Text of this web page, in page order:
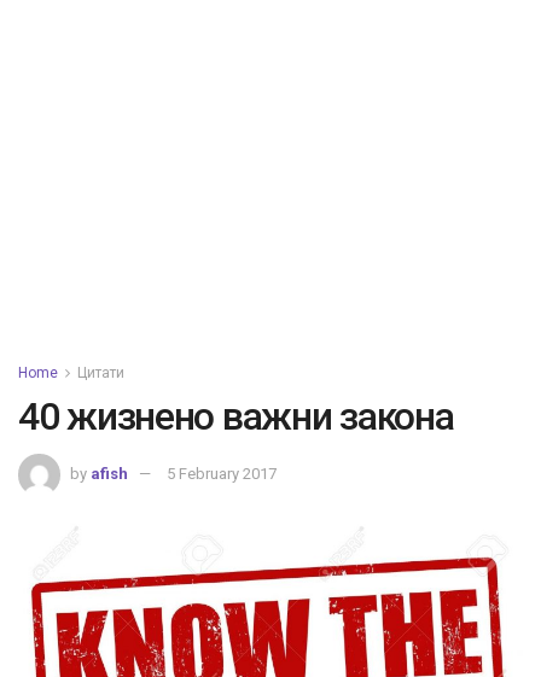
Home Цитати
40 жизнено важни закона
by afish 5 February 2017